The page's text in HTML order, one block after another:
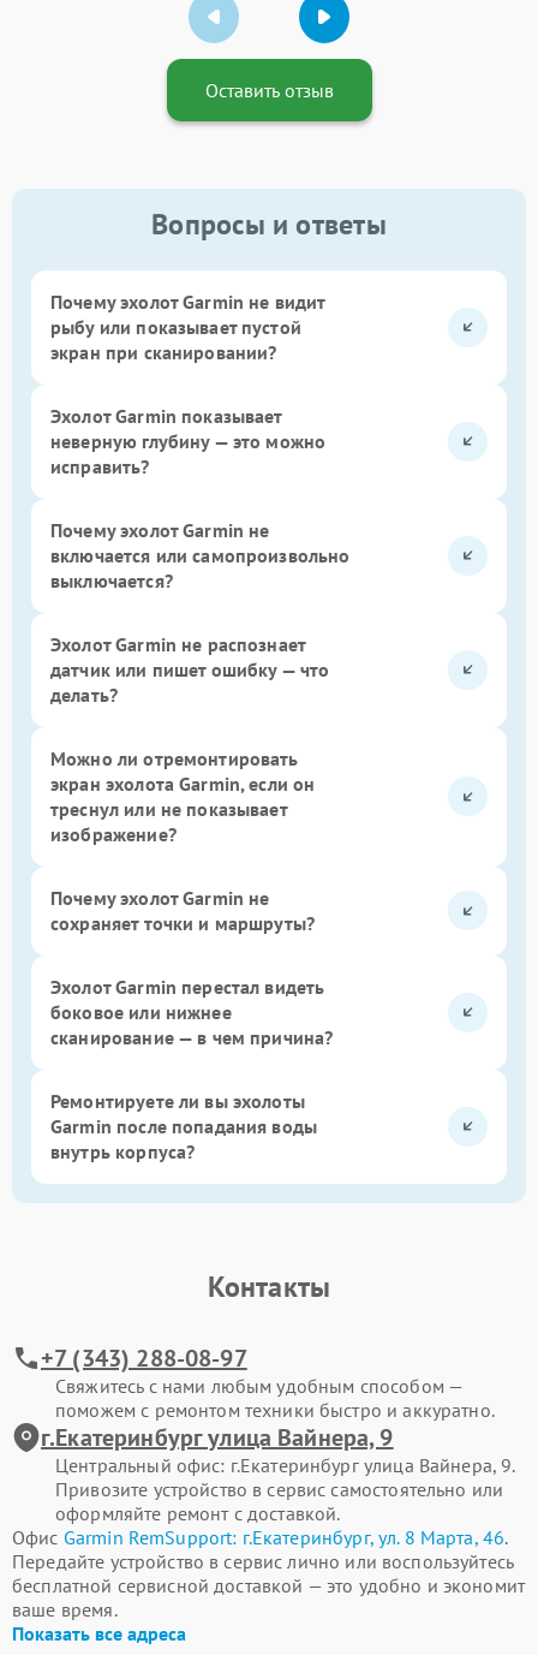
Оставить отзыв
Вопросы и ответы
Почему эхолот Garmin не видит
рыбу или показывает пустой
экран при сканировании?
Эхолот Garmin показывает
неверную глубину — это можно
исправить?
Почему эхолот Garmin не
включается или самопроизвольно
выключается?
Эхолот Garmin не распознает
датчик или пишет ошибку — что
делать?
Можно ли отремонтировать
экран эхолота Garmin, если он
треснул или не показывает
изображение?
Почему эхолот Garmin не
сохраняет точки и маршруты?
Эхолот Garmin перестал видеть
боковое или нижнее
сканирование — в чем причина?
Ремонтируете ли вы эхолоты
Garmin после попадания воды
внутрь корпуса?
Контакты
+7 (343) 288-08-97
Свяжитесь с нами любым удобным способом —
поможем с ремонтом техники быстро и аккуратно.
г.Екатеринбург улица Вайнера, 9
Центральный офис: г.Екатеринбург улица Вайнера, 9.
Привозите устройство в сервис самостоятельно или
оформляйте ремонт с доставкой.
Офис Garmin RemSupport: г.Екатеринбург, ул. 8 Марта, 46.
Передайте устройство в сервис лично или воспользуйтесь
бесплатной сервисной доставкой — это удобно и экономит
ваше время.
Показать все адреса